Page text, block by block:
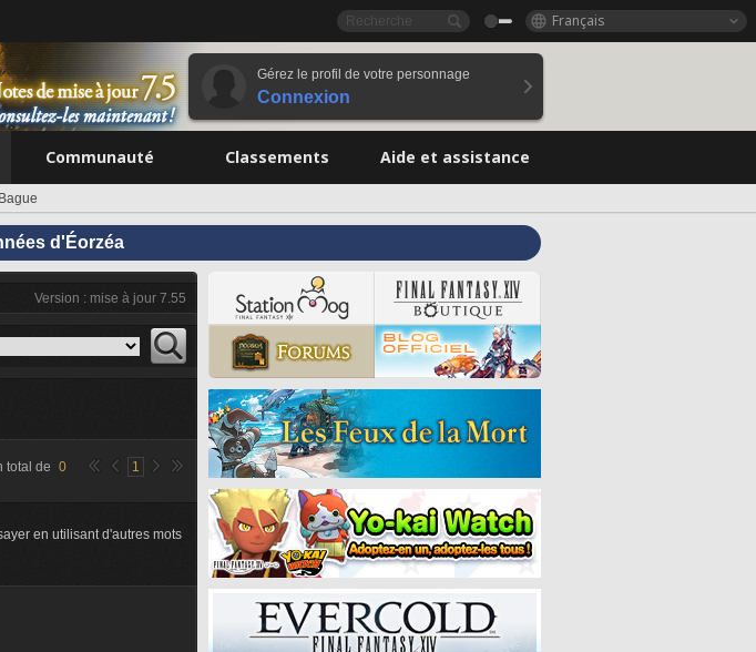
Français
Gérez le profil de votre personnage
Connexion
Communauté Classements Aide et assistance
Bague
d'Éorzéa
Version : mise à jour 7.55
total de 0 1
en utilisant d'autres mots